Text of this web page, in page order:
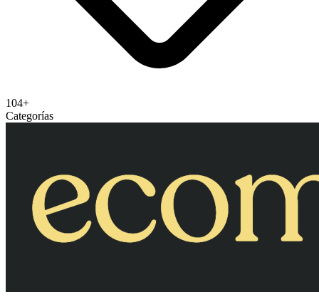
104+
Categorías